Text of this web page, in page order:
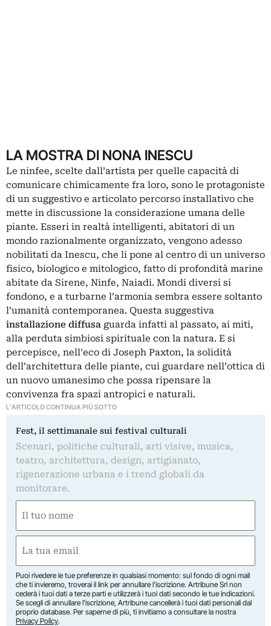
LA MOSTRA DI NONA INESCU
Le ninfee, scelte dall’artista per quelle capacità di
comunicare chimicamente fra loro, sono le protagoniste
di un suggestivo e articolato percorso installativo che
mette in discussione la considerazione umana delle
piante. Esseri in realtà intelligenti, abitatori di un
mondo razionalmente organizzato, vengono adesso
nobilitati da Inescu, che li pone al centro di un universo
fisico, biologico e mitologico, fatto di profondità marine
abitate da Sirene, Ninfe, Naiadi. Mondi diversi si
fondono, e a turbarne l’armonia sembra essere soltanto
l’umanità contemporanea. Questa suggestiva
installazione diffusa guarda infatti al passato, ai miti,
alla perduta simbiosi spirituale con la natura. E si
percepisce, nell’eco di Joseph Paxton, la solidità
dell’architettura delle piante, cui guardare nell’ottica di
un nuovo umanesimo che possa ripensare la
convivenza fra spazi antropici e naturali.
L'ARTICOLO CONTINUA PIÙ SOTTO
Fest, il settimanale sui festival culturali
Scenari, politiche culturali, arti visive, musica,
teatro, architettura, design, artigianato,
rigenerazione urbana e i trend globali da
monitorare.
(Required)
First
(Required)
Puoi rivedere le tue preferenze in qualsiasi momento: sul fondo di ogni mail
che ti invieremo, troverai il link per annullare l’iscrizione. Artribune Srl non
cederà i tuoi dati a terze parti e utilizzerà i tuoi dati secondo le tue indicazioni.
Se scegli di annullare l’iscrizione, Artribune cancellerà i tuoi dati personali dal
proprio database. Per saperne di più, ti invitiamo a consultare la nostra
Privacy Policy.